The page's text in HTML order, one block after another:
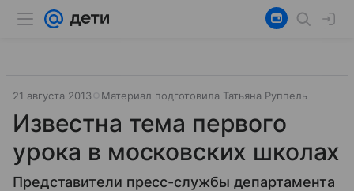
21 августа 2013 Материал подготовила Татьяна Руппель
Известна тема первого
урока в московских школах
Представители пресс-службы департамента